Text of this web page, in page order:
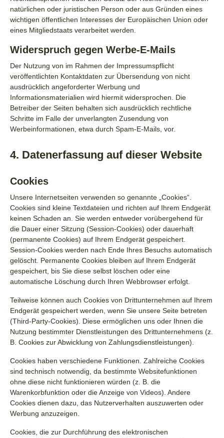
natürlichen oder juristischen Person oder aus Gründen eines
wichtigen öffentlichen Interesses der Europäischen Union oder
eines Mitgliedstaats verarbeitet werden.
Widerspruch gegen Werbe-E-Mails
Der Nutzung von im Rahmen der Impressumspflicht
veröffentlichten Kontaktdaten zur Übersendung von nicht
ausdrücklich angeforderter Werbung und
Informationsmaterialien wird hiermit widersprochen. Die
Betreiber der Seiten behalten sich ausdrücklich rechtliche
Schritte im Falle der unverlangten Zusendung von
Werbeinformationen, etwa durch Spam-E-Mails, vor.
4. Datenerfassung auf dieser Website
Cookies
Unsere Internetseiten verwenden so genannte „Cookies“.
Cookies sind kleine Textdateien und richten auf Ihrem Endgerät
keinen Schaden an. Sie werden entweder vorübergehend für
die Dauer einer Sitzung (Session-Cookies) oder dauerhaft
(permanente Cookies) auf Ihrem Endgerät gespeichert.
Session-Cookies werden nach Ende Ihres Besuchs automatisch
gelöscht. Permanente Cookies bleiben auf Ihrem Endgerät
gespeichert, bis Sie diese selbst löschen oder eine
automatische Löschung durch Ihren Webbrowser erfolgt.
Teilweise können auch Cookies von Drittunternehmen auf Ihrem
Endgerät gespeichert werden, wenn Sie unsere Seite betreten
(Third-Party-Cookies). Diese ermöglichen uns oder Ihnen die
Nutzung bestimmter Dienstleistungen des Drittunternehmens (z.
B. Cookies zur Abwicklung von Zahlungsdienstleistungen).
Cookies haben verschiedene Funktionen. Zahlreiche Cookies
sind technisch notwendig, da bestimmte Websitefunktionen
ohne diese nicht funktionieren würden (z. B. die
Warenkorbfunktion oder die Anzeige von Videos). Andere
Cookies dienen dazu, das Nutzerverhalten auszuwerten oder
Werbung anzuzeigen.
Cookies, die zur Durchführung des elektronischen